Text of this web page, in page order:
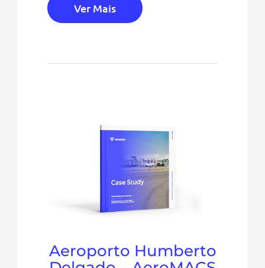
Ver Mais
Aeroporto Humberto